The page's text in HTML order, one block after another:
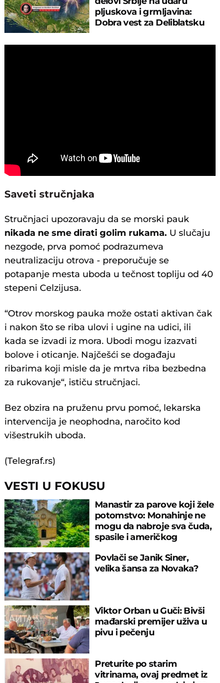
pljuskova i grmljavina:
Dobra vest za Deliblatsku
Saveti stručnjaka
Stručnjaci upozoravaju da se morski pauk
nikada ne sme dirati golim rukama. U slučaju
nezgode, prva pomoć podrazumeva
neutralizaciju otrova - preporučuje se
potapanje mesta uboda u tečnost topliju od 40
stepeni Celzijusa.
“Otrov morskog pauka može ostati aktivan čak
i nakon što se riba ulovi i ugine na udici, ili
kada se izvadi iz mora. Ubodi mogu izazvati
bolove i oticanje. Najčešći se događaju
ribarima koji misle da je mrtva riba bezbedna
za rukovanje“, ističu stručnjaci.
Bez obzira na pruženu prvu pomoć, lekarska
intervencija je neophodna, naročito kod
višestrukih uboda.
(Telegraf.rs)
VESTI U FOKUSU
Manastir za parove koji žele
potomstvo: Monahinje ne
mogu da nabroje sva čuda,
spasile i američkog
Povlači se Janik Siner,
velika šansa za Novaka?
Viktor Orban u Guči: Bivši
mađarski premijer uživa u
pivu i pečenju
Preturite po starim
vitrinama, ovaj predmet iz